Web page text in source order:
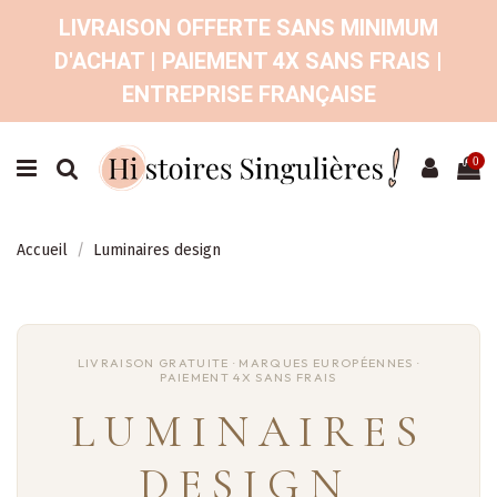
LIVRAISON OFFERTE SANS MINIMUM
D'ACHAT | PAIEMENT 4X SANS FRAIS |
ENTREPRISE FRANÇAISE
0
Accueil Luminaires design
LUMINAIRES
DESIGN